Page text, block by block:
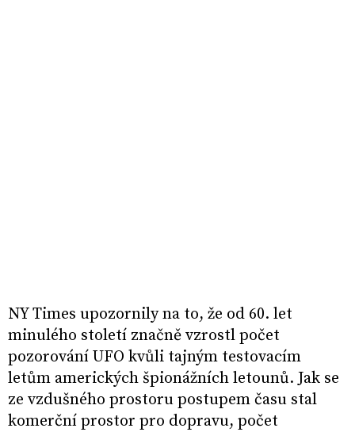
NY Times upozornily na to, že od 60. let
minulého století značně vzrostl počet
pozorování UFO kvůli tajným testovacím
letům amerických špionážních letounů. Jak se
ze vzdušného prostoru postupem času stal
komerční prostor pro dopravu, počet